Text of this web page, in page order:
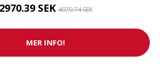
2970.39 SEK4070.74 SEK
MER INFO!